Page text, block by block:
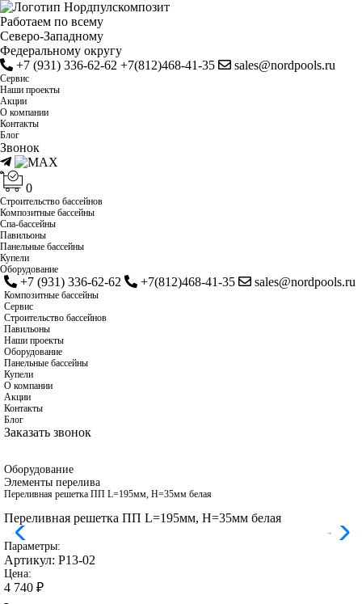
Работаем по всему
Cеверо-Западному
Федеральному округу
+7 (931) 336-62-62 +7(812)468-41-35 sales@nordpools.ru
Cервис
Наши проекты
Акции
О компании
Контакты
Блог
Звонок
0
Строительство бассейнов
Композитные бассейны
Спа-бассейны
Павильоны
Панельные бассейны
Купели
Оборудование
+7 (931) 336-62-62 +7(812)468-41-35 sales@nordpools.ru
Композитные бассейны
Cервис
Строительство бассейнов
Павильоны
Наши проекты
Оборудование
Панельные бассейны
Купели
О компании
Акции
Контакты
Блог
Заказать звонок
Оборудование
Элементы перелива
Переливная решетка ПП L=195мм, H=35мм белая
Переливная решетка ПП L=195мм, H=35мм белая
Параметры:
Артикул: Р13-02
Цена:
4 740 ₽